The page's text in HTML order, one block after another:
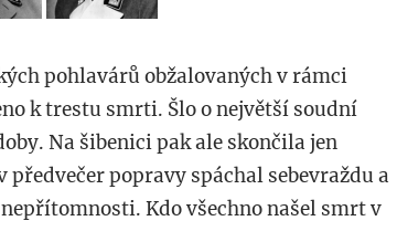
pohlavárů obžalovaných v rámci
k trestu smrti. Šlo o největší soudní
Na šibenici pak ale skončila jen
popravy spáchal sebevraždu a
Kdo všechno našel smrt v